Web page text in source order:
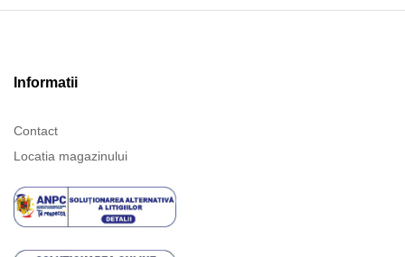
Informatii
Contact
Locatia magazinului